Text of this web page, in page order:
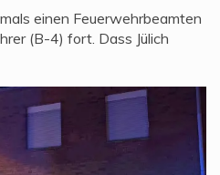
einen Feuerwehrbeamten
(B-4) fort. Dass Jülich